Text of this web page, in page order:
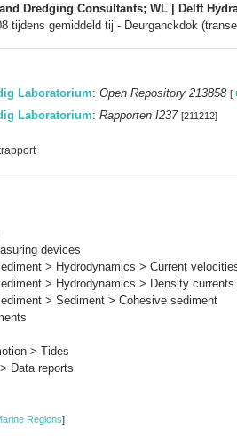
Dredging Consultants; WL | Delft
tijdens gemiddeld tij - Deurganckdok
Laboratorium: Open Repository 213858 [
Laboratorium: Rapporten I237 [211212]
devices
> Hydrodynamics > Current
> Hydrodynamics > Density currents
> Sediment > Cohesive sediment
> Tides
Data reports
Regions]